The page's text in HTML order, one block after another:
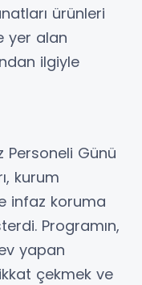
ürünleri
yer alan
ilgiyle
Personeli Günü
kurum
infaz koruma
Programın,
yapan
çekmek ve